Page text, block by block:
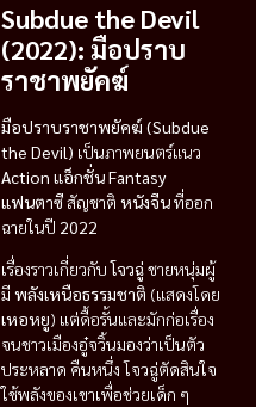
Subdue the Devil
(2022): มือปราบ
ราชาพยัคฆ์
มือปราบราชาพยัคฆ์ (Subdue
the Devil) เป็นภาพยนตร์แนว
Action แอ็กชั่น Fantasy
แฟนตาซีสัญชาติ หนังจีนที่ออก
ฉายในปี 2022
เรื่องราวเกี่ยวกับโจวฉู่ชายหนุ่มผู้
มี พลังเหนือธรรมชาติ (แสดงโดย
เหอหยู) แต่ดื้อรั้นและมักก่อเรื่อง
จนชาวเมืองอู๋จวิ้นมองว่าเป็นตัว
ประหลาด คืนหนึ่ง โจวฉู่ตัดสินใจ
ใช้พลังของเขาเพื่อช่วยเด็ก ๆ